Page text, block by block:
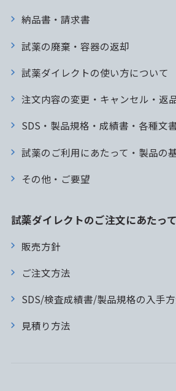
納品書・請求書
試薬の廃棄・容器の返却
試薬ダイレクトの使い方について
注文内容の変更・キャンセル・返
SDS・製品規格・成績書・各種文
試薬のご利用にあたって・製品の
その他・ご要望
試薬ダイレクトのご注文にあたって
販売方針
ご注文方法
SDS/検査成績書/製品規格の入手
見積り方法